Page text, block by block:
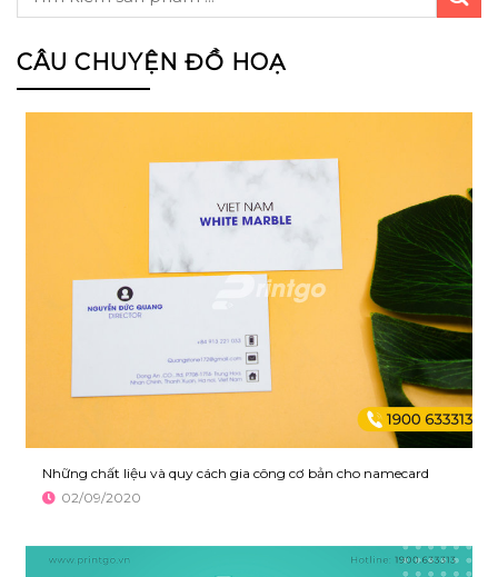
CÂU CHUYỆN ĐỒ HOẠ
Những chất liệu và quy cách gia công cơ bản cho namecard
02/09/2020